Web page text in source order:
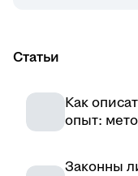
Статьи
Как
опыт:
Законны